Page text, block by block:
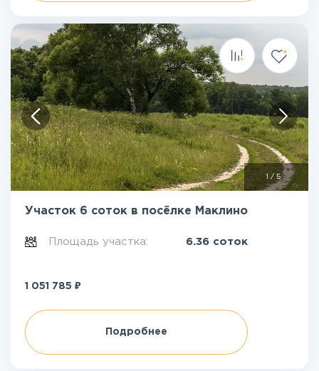
/ 5
Участок 6 соток в посёлке Маклино
Площадь участка: 6.36 соток
1 051 785 ₽
Подробнее